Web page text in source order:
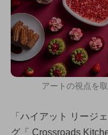
アートの視点を
「ハイアット リージ
グ「 Crossroads